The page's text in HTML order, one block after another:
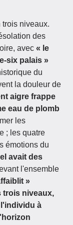
niveaux.
des
avec « le
six palais »
du
la douleur de
aigre frappe
eau de plomb
les
; les quatre
émotions du
avait des
l'ensemble
»
trois niveaux,
à